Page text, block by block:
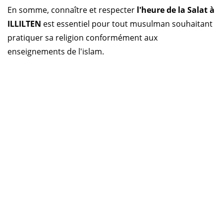
En somme, connaître et respecter l'heure de la Salat à
ILLILTEN est essentiel pour tout musulman souhaitant
pratiquer sa religion conformément aux
enseignements de l'islam.